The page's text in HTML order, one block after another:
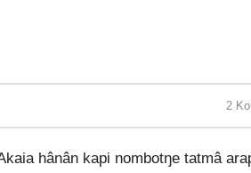
2
hânân kapi nombotŋe tatmâ